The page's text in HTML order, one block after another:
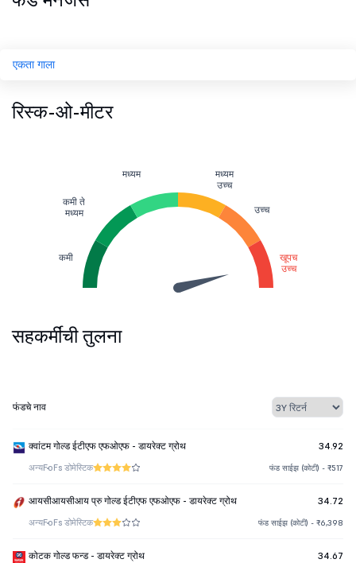
एकता गाला
रिस्क-ओ-मीटर
कमी
कमी ते
मध्यम
मध्यम
मध्यम
उच्च
उच्च
खूपच
उच्च
सहकर्मींची तुलना
फंडचे नाव
क्वांटम गोल्ड ईटीएफ एफओएफ - डायरेक्ट ग्रोथ 34.92
अन्यFoFs डोमेस्टिक फंड साईझ (कोटी) - ₹517
आयसीआयसीआय प्रु गोल्ड ईटीएफ एफओएफ - डायरेक्ट ग्रोथ 34.72
अन्यFoFs डोमेस्टिक फंड साईझ (कोटी) - ₹6,398
कोटक गोल्ड फन्ड - डायरेक्ट ग्रोथ 34.67